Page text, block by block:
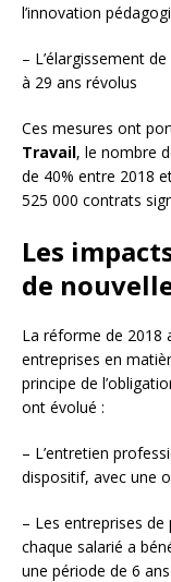
l’innovation
– L’élargissement
à 29 ans révolus
Ces mesures ont
Travail, le nombre
de 40% entre 2018
525 000 contrats
Les
de
La réforme de 2018
entreprises en
principe de
ont évolué :
– L’entretien
dispositif, avec une
– Les entreprises de
chaque salarié a
une période de 6 ans